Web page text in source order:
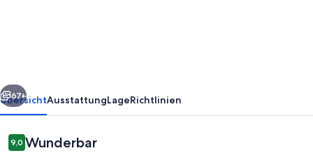
BATH,
SALT,
POOL
Weiter
67+
ÜbersichtAusstattungLageRichtlinien
Bewertungen
9,09,0 von 10.
Wunderbar